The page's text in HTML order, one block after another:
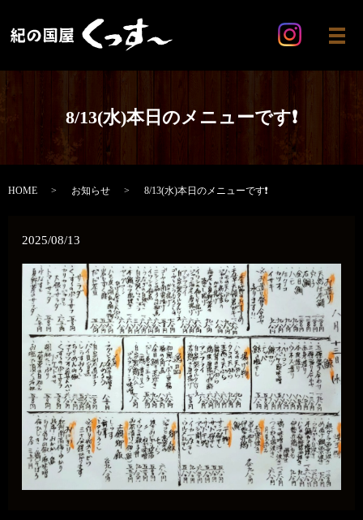
メ
8/13(水)本日のメニューです❗️
HOME お知らせ 8/13(水)本日のメニューです❗️
2025/08/13